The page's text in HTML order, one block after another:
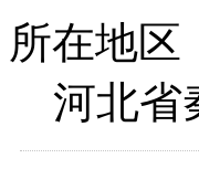
所在地区
河北省